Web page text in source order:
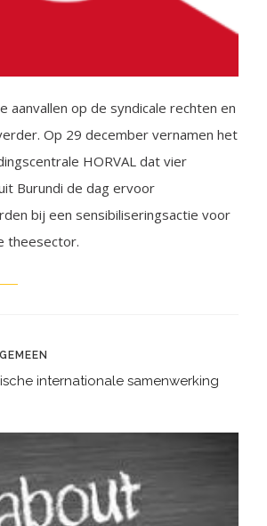
aanvallen op de syndicale rechten en
Op 29 december vernamen het
HORVAL dat vier
Burundi de dag ervoor
bij een sensibiliseringsactie voor
theesector.
internationale samenwerking